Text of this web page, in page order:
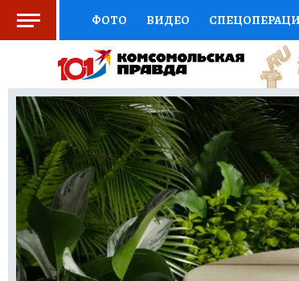
ФОТО ВИДЕО
СОЦПОДДЕРЖКА НАУКА
ВЫБОР ЭКСПЕРТОВ ДОКТОР
КНИЖНАЯ ПОЛКА ПРОГНОЗЫ
ПРЕСС-ЦЕНТР
РАДИО КП РЕКЛАМА ТЕСТЫ